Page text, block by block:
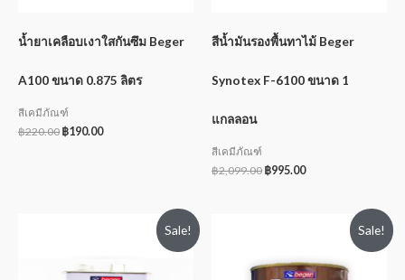
น้ำยาเคลือบเงาใสกันซึม Beger
A100 ขนาด 0.875 ลิตร
สีเคมีภัณฑ์
฿220.00 ฿190.00
สีน้ำมันรองพื้นทาไม้ Beger
Synotex F-6100 ขนาด 1
แกลลอน
สีเคมีภัณฑ์
฿2,099.00 ฿995.00
Sale! Sale!